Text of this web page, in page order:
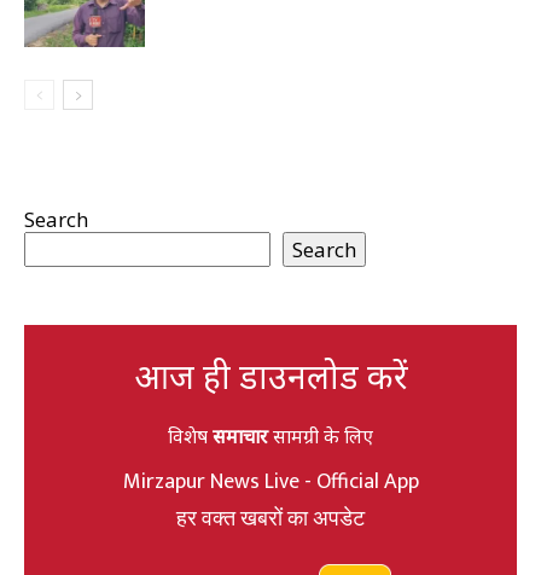
Search
Search
आज ही डाउनलोड करें
विशेषसमाचारसामग्री के लिए
Mirzapur News Live - Official App
हर वक्त खबरों का अपडेट